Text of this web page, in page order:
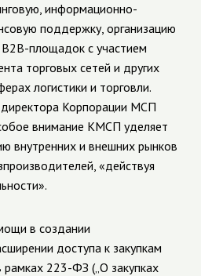
информационно-
поддержку, организацию
площадок с участием
торговых сетей и других
логистики и торговли.
Корпорации МСП
внимание КМСП уделяет
внутренних и внешних рынков
«действуя
в создании
доступа к закупкам
рамках 223-ФЗ („О закупках